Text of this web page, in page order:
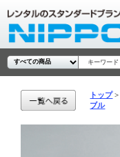
トップ
ブル